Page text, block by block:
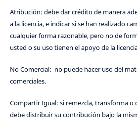
Atribución: debe dar crédito de manera
a la licencia, e indicar si se han realizado
cualquier forma razonable, pero no de
usted o su uso tienen el apoyo de la
No Comercial: no puede hacer uso del
comerciales.
Compartir Igual: si remezcla, transforma o
debe distribuir su contribución bajo la